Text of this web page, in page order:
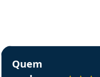
em depoimento
Estudante Sergio recomenda
Quem